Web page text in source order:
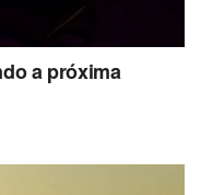
a próxima